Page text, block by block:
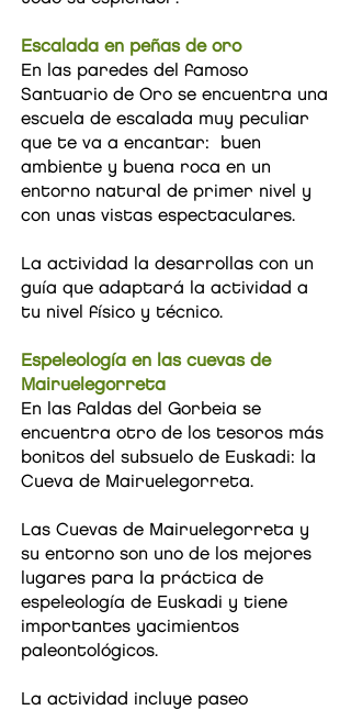
Escalada en peñas de oro
En las paredes del famoso
Santuario de Oro se encuentra una
escuela de escalada muy peculiar
que te va a encantar: buen
ambiente y buena roca en un
entorno natural de primer nivel y
con unas vistas espectaculares.
La actividad la desarrollas con un
guía que adaptará la actividad a
tu nivel físico y técnico.
Espeleología en las cuevas de
Mairuelegorreta
En las faldas del Gorbeia se
encuentra otro de los tesoros más
bonitos del subsuelo de Euskadi: la
Cueva de Mairuelegorreta.
Las Cuevas de Mairuelegorreta y
su entorno son uno de los mejores
lugares para la práctica de
espeleología de Euskadi y tiene
importantes yacimientos
paleontológicos.
La actividad incluye paseo